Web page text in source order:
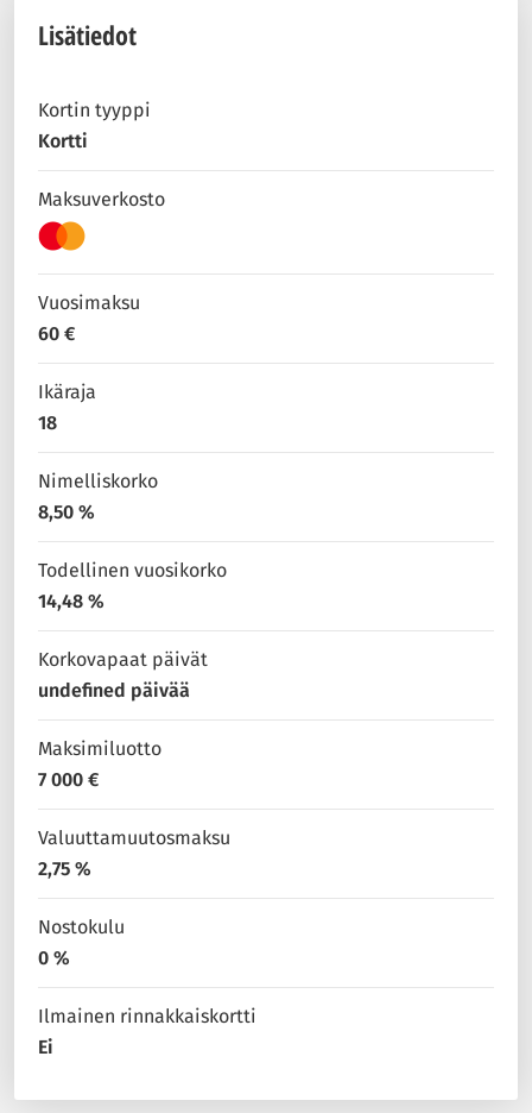
Lisätiedot
Kortin tyyppi
Kortti
Maksuverkosto
Vuosimaksu
60 €
Ikäraja
18
Nimelliskorko
8,50 %
Todellinen vuosikorko
14,48 %
Korkovapaat päivät
undefined päivää
Maksimiluotto
7 000 €
Valuuttamuutosmaksu
2,75 %
Nostokulu
0 %
Ilmainen rinnakkaiskortti
Ei